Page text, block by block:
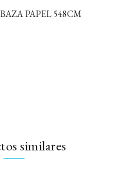
PAPEL 548CM
similares